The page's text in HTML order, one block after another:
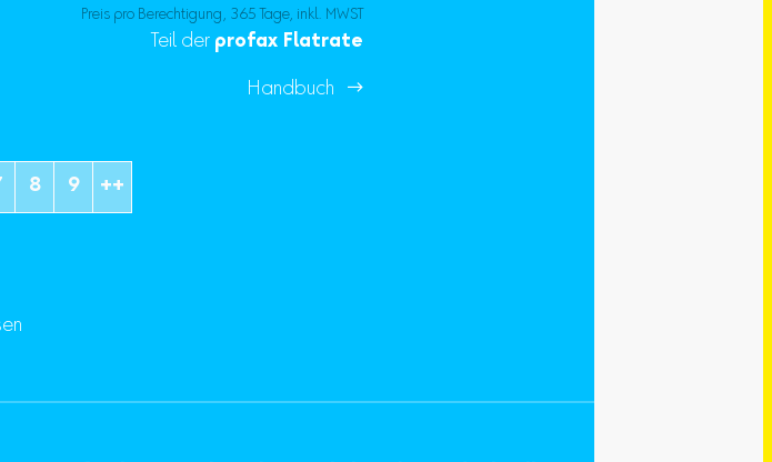
Preis pro Berechtigung, 365 Tage, inkl. MWST
Teil der profax Flatrate
Handbuch 
8 9 ++